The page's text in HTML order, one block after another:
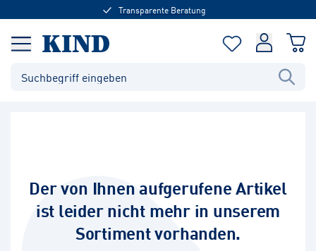
Transparente Beratung
Der von Ihnen aufgerufene Artikel
ist leider nicht mehr in unserem
Sortiment vorhanden.